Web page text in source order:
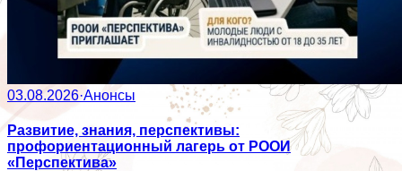
03.08.2026·Анонсы
Развитие, знания, перспективы:
профориентационный лагерь от РООИ
«Перспектива»